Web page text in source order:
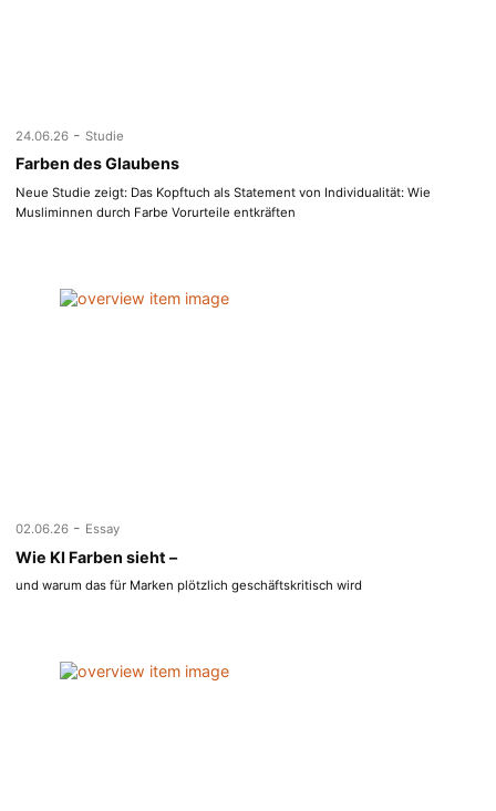
24.06.26 - Studie
Farben des Glaubens
Neue Studie zeigt: Das Kopftuch als Statement von Individualität: Wie
Musliminnen durch Farbe Vorurteile entkräften
02.06.26 - Essay
Wie KI Farben sieht –
und warum das für Marken plötzlich geschäftskritisch wird